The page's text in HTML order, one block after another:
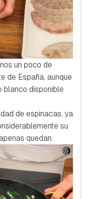
un poco de
de España, aunque
blanco disponible
de espinacas, ya
su
quedan.